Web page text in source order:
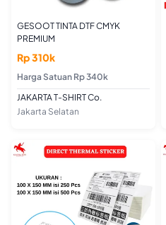
GESOOT TINTA DTF CMYK
PREMIUM
Rp 310k
Harga Satuan Rp 340k
JAKARTA T-SHIRT Co.
Jakarta Selatan